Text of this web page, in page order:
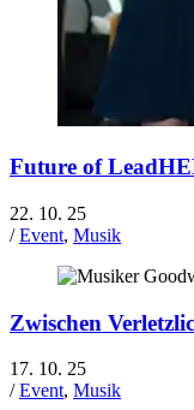
Future of
22. 10. 25
/Event, Musik
Zwischen
17. 10. 25
/Event, Musik